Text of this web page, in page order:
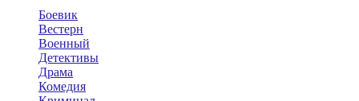
Боевик
Вестерн
Военный
Детективы
Драма
Комедия